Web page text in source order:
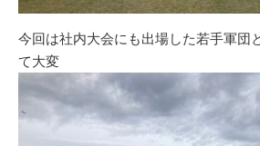
今回は社内大会にも出場した若手軍団
て大変